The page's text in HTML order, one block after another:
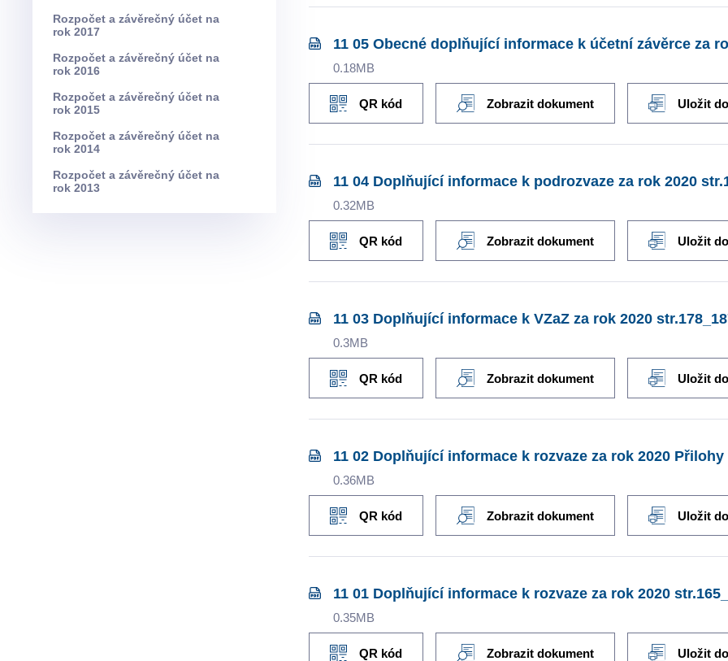
Rozpočet a závěrečný účet na
rok 2017
Rozpočet a závěrečný účet na
rok 2016
Rozpočet a závěrečný účet na
rok 2015
Rozpočet a závěrečný účet na
rok 2014
Rozpočet a závěrečný účet na
rok 2013
11 05 Obecné doplňující informace k účetní závěrce za
0.18MB
QR kód Zobrazit dokument Uložit
11 04 Doplňující informace k podrozvaze za rok 2020
0.32MB
QR kód Zobrazit dokument Uložit
11 03 Doplňující informace k VZaZ za rok 2020
0.3MB
QR kód Zobrazit dokument Uložit
11 02 Doplňující informace k rozvaze za rok 2020 Přilohy
0.36MB
QR kód Zobrazit dokument Uložit
11 01 Doplňující informace k rozvaze za rok 2020
0.35MB
QR kód Zobrazit dokument Uložit